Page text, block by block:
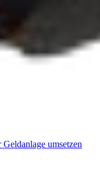
umsetzen